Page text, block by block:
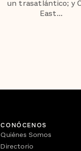
un trasatlántico; y
East...
CONÓCENOS
Quiénes Somos
Directorio